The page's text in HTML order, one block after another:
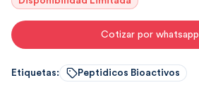
Cotizar por whatsapp
Etiquetas: Peptidicos Bioactivos